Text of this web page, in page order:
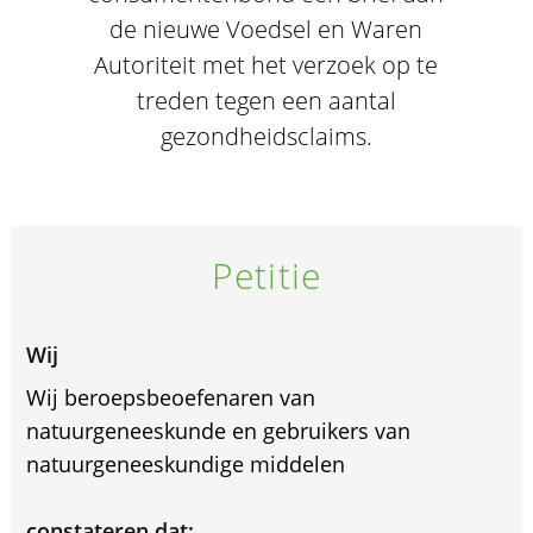
de nieuwe Voedsel en Waren
Autoriteit met het verzoek op te
treden tegen een aantal
gezondheidsclaims.
Petitie
Wij
Wij beroepsbeoefenaren van
natuurgeneeskunde en gebruikers van
natuurgeneeskundige middelen